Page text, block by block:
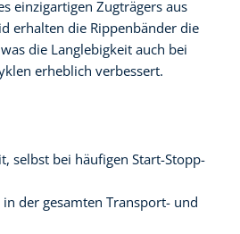
einzigartigen Zugträgers aus
erhalten die Rippenbänder die
die Langlebigkeit auch bei
erheblich verbessert.
selbst bei häufigen Start-Stopp-
in der gesamten Transport- und